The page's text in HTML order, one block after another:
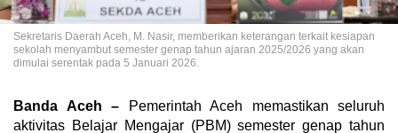
Sekretaris Daerah Aceh, M. Nasir, memberikan keterangan terkait kesiapan
sekolah menyambut semester genap tahun ajaran 2025/2026 yang akan
dimulai serentak pada 5 Januari 2026.
Banda Aceh – Pemerintah Aceh memastikan seluruh
aktivitas Belajar Mengajar (PBM) semester genap tahun